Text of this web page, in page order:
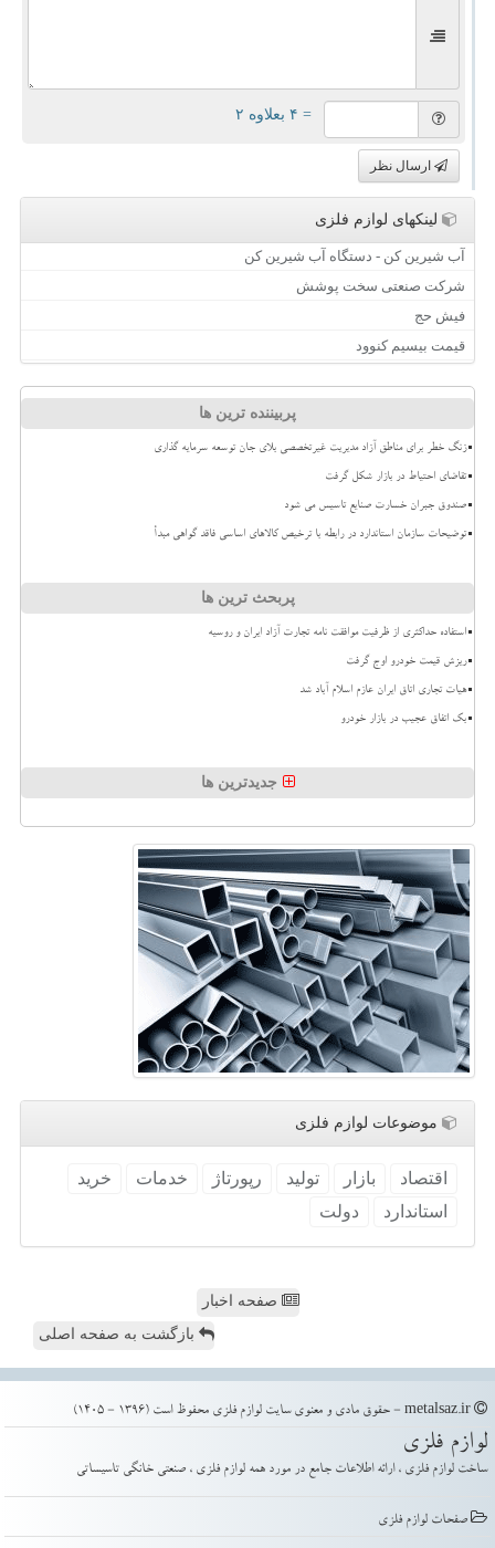
= ۴ بعلاوه ۲
ارسال نظر
لینکهای لوازم فلزی
آب شیرین کن - دستگاه آب شیرین کن
شرکت صنعتی سخت پوشش
فیش حج
قیمت بیسیم کنوود
پربیننده ترین ها
زنگ خطر برای مناطق آزاد مدیریت غیرتخصصی بلای جان توسعه سرمایه گذاری
تقاضای احتیاط در بازار شکل گرفت
صندوق جبران خسارت صنایع تاسیس می شود
توضیحات سازمان استاندارد در رابطه با ترخیص کالاهای اساسی فاقد گواهی مبدأ
پربحث ترین ها
استفاده حداکثری از ظرفیت موافقت نامه تجارت آزاد ایران و روسیه
ریزش قیمت خودرو اوج گرفت
هیات تجاری اتاق ایران عازم اسلام آباد شد
بک اتفاق عجیب در بازار خودرو
جدیدترین ها
موضوعات لوازم فلزی
اقتصاد بازار تولید رپورتاژ خدمات
خرید
استاندارد
دولت
صفحه اخبار
بازگشت به صفحه اصلی
لوازم فلزی
ساخت لوازم فلزی ، ارائه اطلاعات جامع در مورد همه لوازم فلزی ، صنعتی خانگی تاسیساتی
صفحات لوازم فلزی